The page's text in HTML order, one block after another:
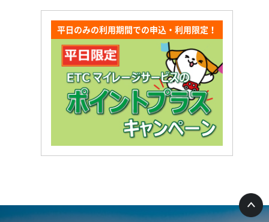
平日のみの利用期間での申込・利用限定！